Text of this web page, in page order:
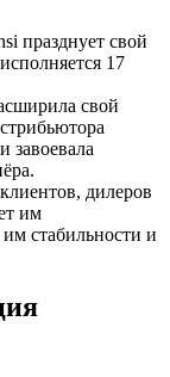
празднует свой
17
свой
завоевала
дилеров
им
им стабильности и